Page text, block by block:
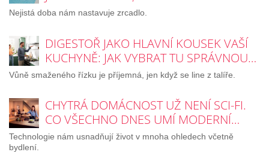
Nejistá doba nám nastavuje zrcadlo.
DIGESTOŘ JAKO HLAVNÍ KOUSEK VAŠÍ
KUCHYNĚ: JAK VYBRAT TU SPRÁVNOU…
Vůně smaženého řízku je příjemná, jen když se line z talíře.
CHYTRÁ DOMÁCNOST UŽ NENÍ SCI-FI.
CO VŠECHNO DNES UMÍ MODERNÍ…
Technologie nám usnadňují život v mnoha ohledech včetně
bydlení.